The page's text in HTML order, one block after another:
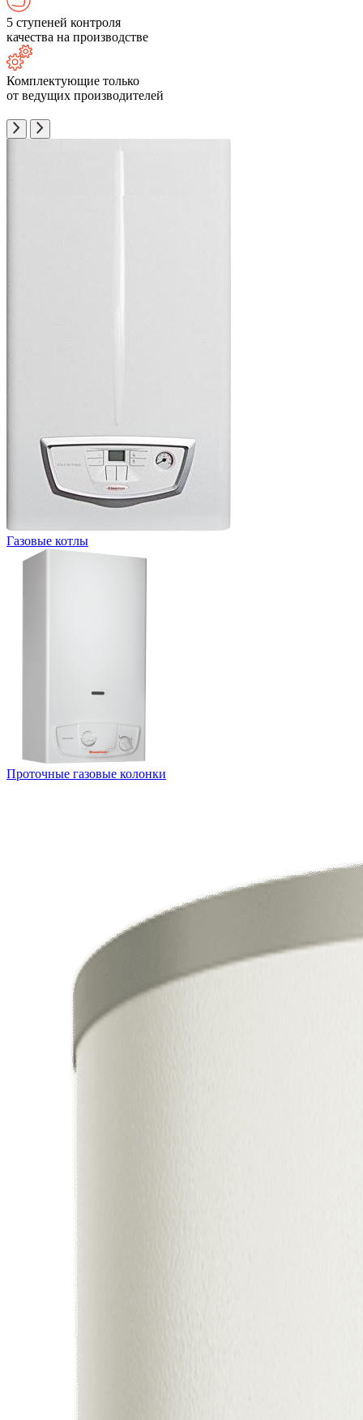
5 ступеней контроля
качества на производстве
Комплектующие только
от ведущих производителей
Газовые котлы
Проточные газовые колонки